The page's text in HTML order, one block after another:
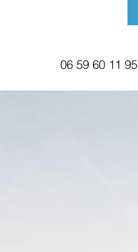
06 59 60 11 95